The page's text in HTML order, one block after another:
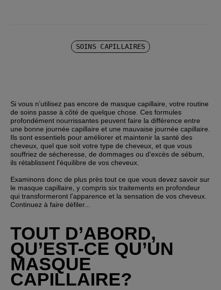
SOINS CAPILLAIRES
Si vous n’utilisez pas encore de masque capillaire, votre routine
de soins passe à côté de quelque chose. Ces formules
profondément nourrissantes peuvent faire la différence entre
une bonne journée capillaire et une mauvaise journée capillaire.
Ils sont essentiels pour améliorer et maintenir la santé des
cheveux, quel que soit votre type de cheveux, et que vous
souffriez de sécheresse, de dommages ou d'excès de sébum,
ils rétablissent l'équilibre de vos cheveux.
Examinons donc de plus près tout ce que vous devez savoir sur
le masque capillaire, y compris six traitements en profondeur
qui transformeront l’apparence et la sensation de vos cheveux.
Continuez à faire défiler...
TOUT D’ABORD,
QU’EST-CE QU’UN
MASQUE
CAPILLAIRE?